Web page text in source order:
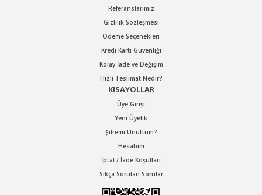
Referanslarımız
Gizlilik Sözleşmesi
Ödeme Seçenekleri
Kredi Kartı Güvenliği
Kolay İade ve Değişim
Hızlı Teslimat Nedir?
KISAYOLLAR
Üye Girişi
Yeni Üyelik
Şifremi Unuttum?
Hesabım
İptal / İade Koşulları
Sıkça Sorulan Sorular